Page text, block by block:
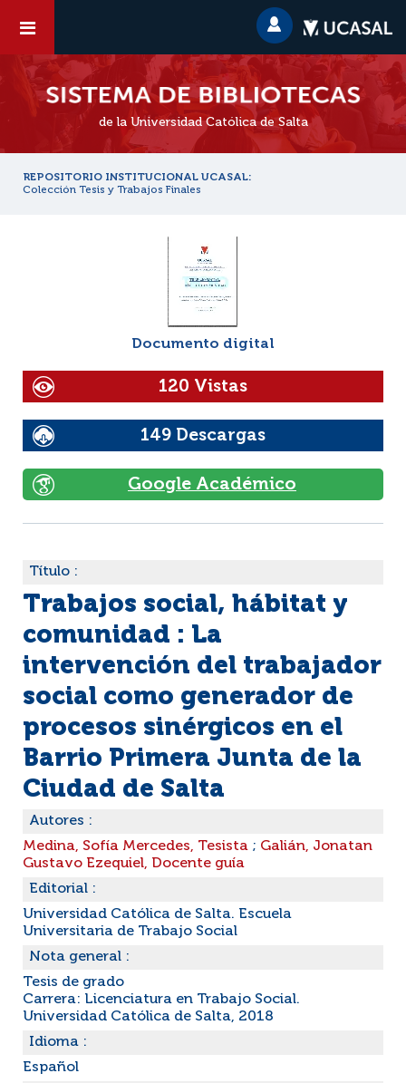
de la Universidad Católica de Salta
REPOSITORIO INSTITUCIONAL UCASAL:
Colección Tesis y Trabajos Finales
Documento digital
120 Vistas
149 Descargas
Google Académico
Título :
Trabajos social, hábitat y
comunidad : La
intervención del trabajador
social como generador de
procesos sinérgicos en el
Barrio Primera Junta de la
Ciudad de Salta
Autores :
Medina, Sofía Mercedes, Tesista ; Galián, Jonatan
Gustavo Ezequiel, Docente guía
Editorial :
Universidad Católica de Salta. Escuela
Universitaria de Trabajo Social
Nota general :
Tesis de grado
Carrera: Licenciatura en Trabajo Social.
Universidad Católica de Salta, 2018
Idioma :
Español